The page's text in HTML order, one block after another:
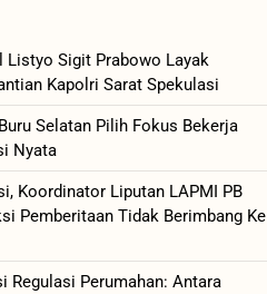
Listyo Sigit Prabowo Layak
Kapolri Sarat Spekulasi
Selatan Pilih Fokus Bekerja
Nyata
Koordinator Liputan LAPMI PB
Pemberitaan Tidak Berimbang Ke
Regulasi Perumahan: Antara